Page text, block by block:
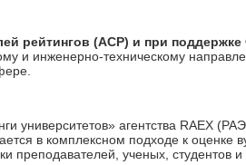
рейтингов (АСР) и при
и инженерно-техническому
университетов» агентства RAEX
в комплексном подходе к оценке
преподавателей, ученых, студентов и